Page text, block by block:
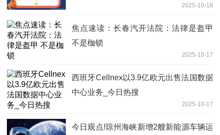
2025-10-18
焦点速读：长春汽开法院：法律是盔甲
不是枷锁
2025-10-17
西班牙Cellnex以3.9亿欧元出售法国数据
中心业务_今日热搜
2025-10-17
今日观点!琼州海峡新增2艘新能源车辆运